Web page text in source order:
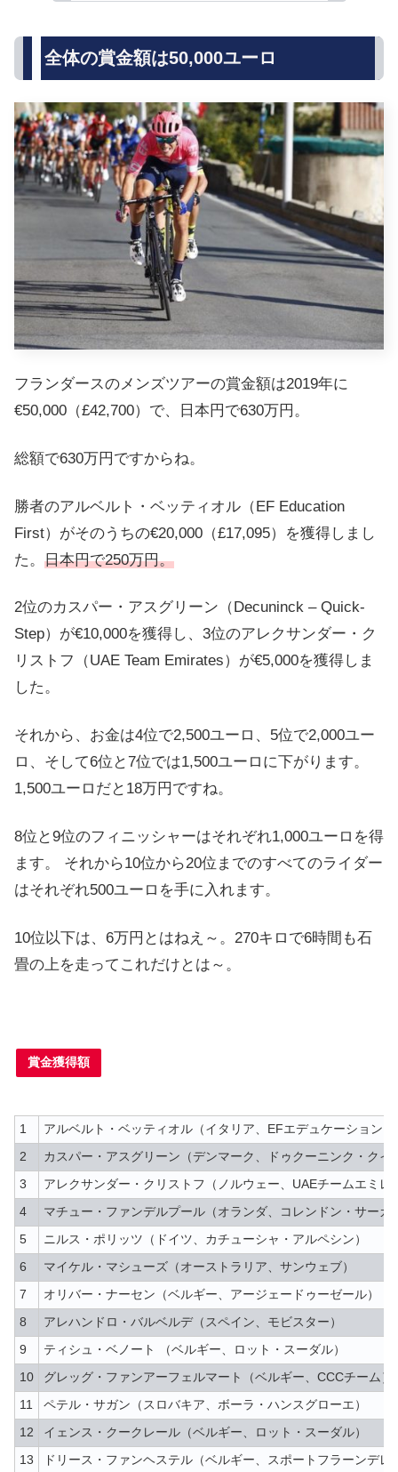
全体の賞金額は50,000ユーロ
フランダースのメンズツアーの賞金額は2019年に
€50,000（£42,700）で、日本円で630万円。
総額で630万円ですからね。
勝者のアルベルト・ベッティオル（EF Education
First）がそのうちの€20,000（£17,095）を獲得しまし
た。 日本円で250万円。
2位のカスパー・アスグリーン（Decuninck – Quick-
Step）が€10,000を獲得し、3位のアレクサンダー・ク
リストフ（UAE Team Emirates）が€5,000を獲得しま
した。
それから、お金は4位で2,500ユーロ、5位で2,000ユー
ロ、そして6位と7位では1,500ユーロに下がります。
1,500ユーロだと18万円ですね。
8位と9位のフィニッシャーはそれぞれ1,000ユーロを得
ます。
それから10位から20位までのすべてのライダー
はそれぞれ500ユーロを手に入れます。
10位以下は、6万円とはねえ～。270キロで6時間も石
畳の上を走ってこれだけとは～。
賞金獲得額
1 アルベルト・ベッティオル（イタリア、EFエデュケーション
2 カスパー・アスグリーン（デンマーク、ドゥクーニンク・クイ
3 アレクサンダー・クリストフ（ノルウェー、UAEチームエミレ
4 マチュー・ファンデルプール（オランダ、コレンドン・サーカ
5 ニルス・ポリッツ（ドイツ、カチューシャ・アルペシン）
6 マイケル・マシューズ（オーストラリア、サンウェブ）
7 オリバー・ナーセン（ベルギー、アージェードゥーゼール）
8 アレハンドロ・バルベルデ（スペイン、モビスター）
9 ティシュ・ベノート （ベルギー、ロット・スーダル）
10 グレッグ・ファンアーフェルマート（ベルギー、CCCチーム）
11 ペテル・サガン（スロバキア、ボーラ・ハンスグローエ）
12 イェンス・クークレール（ベルギー、ロット・スーダル）
13 ドリース・ファンヘステル（ベルギー、スポートフラーンデレ